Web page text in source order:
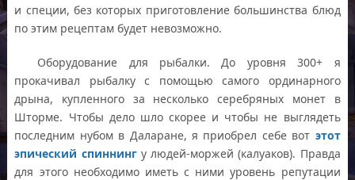
и специи, без которых приготовление большинства блюд
по этим рецептам будет невозможно.
Оборудование для рыбалки. До уровня 300+ я
прокачивал рыбалку с помощью самого ординарного
дрына, купленного за несколько серебряных монет в
Шторме. Чтобы дело шло скорее и чтобы не выглядеть
последним нубом в Даларане, я приобрел себе вот этот
эпический спиннингу людей-моржей (калуаков). Правда
для этого необходимо иметь с ними уровень репутации